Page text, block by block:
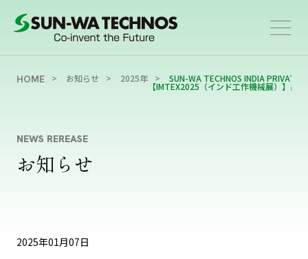
HOME お知らせ 2025年 SUN-WA TECHNOS INDIA PRIVATE
【IMTEX2025（インド工作機械展）】出
NEWS REREASE
お知らせ
2025年01月07日